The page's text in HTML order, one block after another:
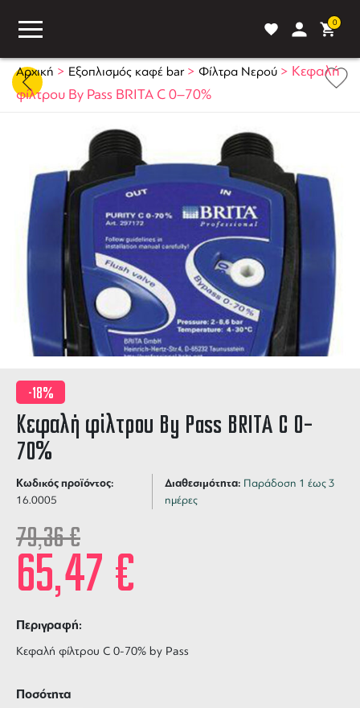
0
BLOG
Αρχική > Εξοπλισμός καφέ bar> Φίλτρα Νερού > Κεφαλή
φίλτρου By Pass BRITA C 0–70%
-18%
Κεφαλή φίλτρου By Pass BRITA C 0–
70%
Κωδικός προϊόντος:
16.0005
Διαθεσιμότητα: Παράδοση 1 έως 3
ημέρες
79,36€
65,47 €
Περιγραφή:
Κεφαλή φίλτρου C 0-70% by Pass
Ποσότητα